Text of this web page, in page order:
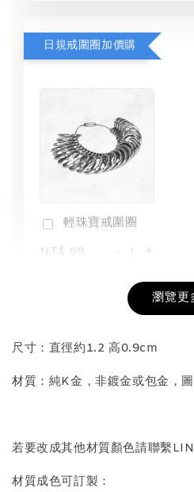
日規戒圍圈加價購
輕珠寶戒圍圈
NT$ 69
+
瀏覽更
尺寸：直徑約1.2 高0.9cm
材質：純K金，非鍍金或包金，
若要改成其他材質顏色請聯繫
材質成色可訂製：